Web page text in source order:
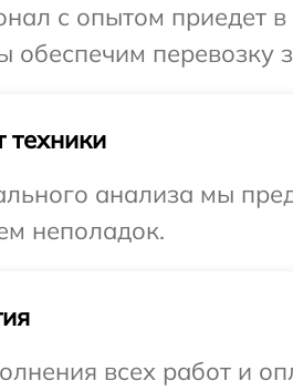
с опытом приедет
обеспечим перевозку
техники
анализа мы
неполадок.
всех работ и